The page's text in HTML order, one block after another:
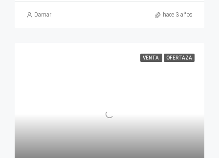
Damar hace 3 años
VENTA OFERTAZA